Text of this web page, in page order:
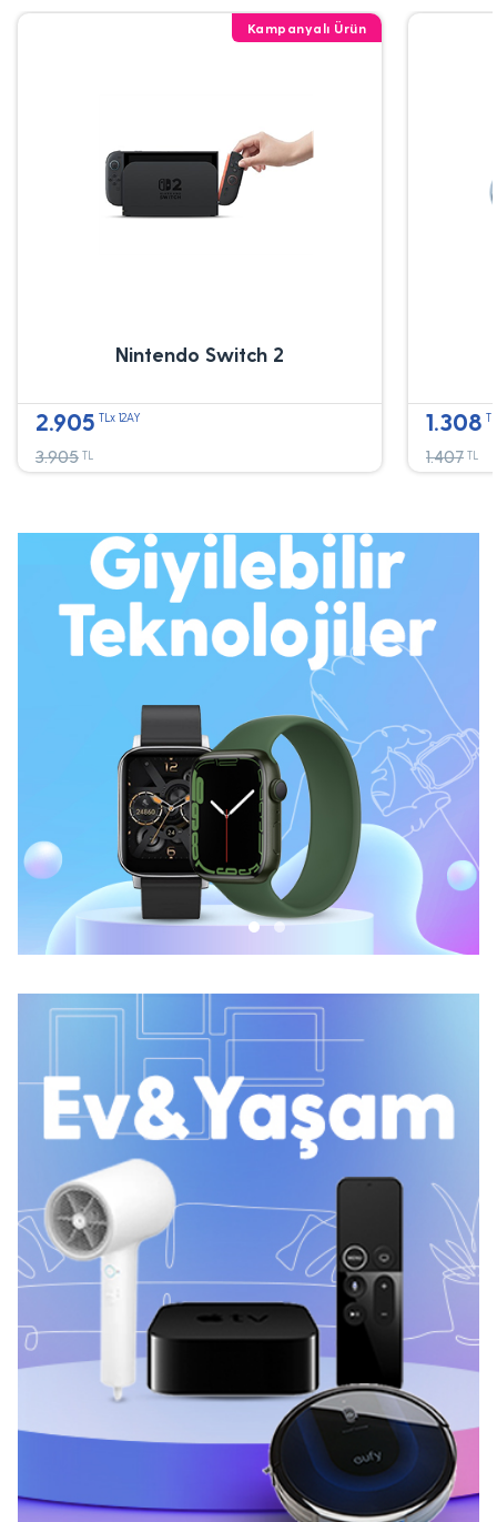
Kampanyalı Ürün
Nintendo Switch 2
2.905 TLx 12AY
3.905 TL
1.308
1.407 TL